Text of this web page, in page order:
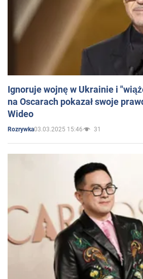
Ignoruje wojnę w Ukrainie i
na Oscarach pokazał swoje
Wideo
Rozrywka03.03.2025 15:46 31